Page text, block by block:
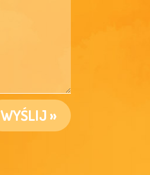
WYŚLIJ »